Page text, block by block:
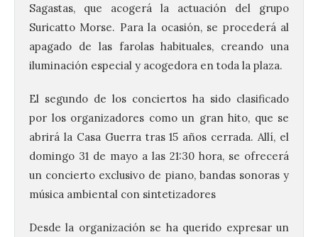
Sagastas, que acogerá la actuación del grupo
Suricatto Morse. Para la ocasión, se procederá al
apagado de las farolas habituales, creando una
iluminación especial y acogedora en toda la plaza.
El segundo de los conciertos ha sido clasificado
por los organizadores como un gran hito, que se
abrirá la Casa Guerra tras 15 años cerrada. Allí, el
domingo 31 de mayo a las 21:30 hora, se ofrecerá
un concierto exclusivo de piano, bandas sonoras y
música ambiental con sintetizadores
Desde la organización se ha querido expresar un